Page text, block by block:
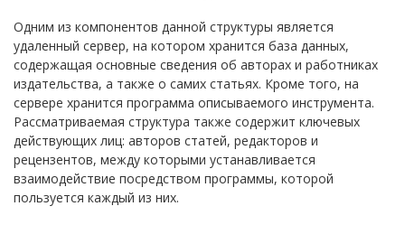
Одним из компонентов данной структуры является
удаленный сервер, на котором хранится база данных,
содержащая основные сведения об авторах и работниках
издательства, а также о самих статьях. Кроме того, на
сервере хранится программа описываемого инструмента.
Рассматриваемая структура также содержит ключевых
действующих лиц: авторов статей, редакторов и
рецензентов, между которыми устанавливается
взаимодействие посредством программы, которой
пользуется каждый из них.